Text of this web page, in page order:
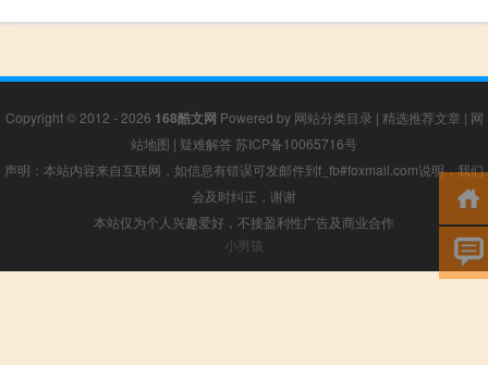
Copyright © 2012 - 2026 168酷文网 Powered by 网站分类目录 | 精选推荐文章 | 网
站地图 | 疑难解答 苏ICP备10065716号
声明：本站内容来自互联网，如信息有错误可发邮件到f_fb#foxmail.com说明，我们
会及时纠正，谢谢
本站仅为个人兴趣爱好，不接盈利性广告及商业合作
小男孩